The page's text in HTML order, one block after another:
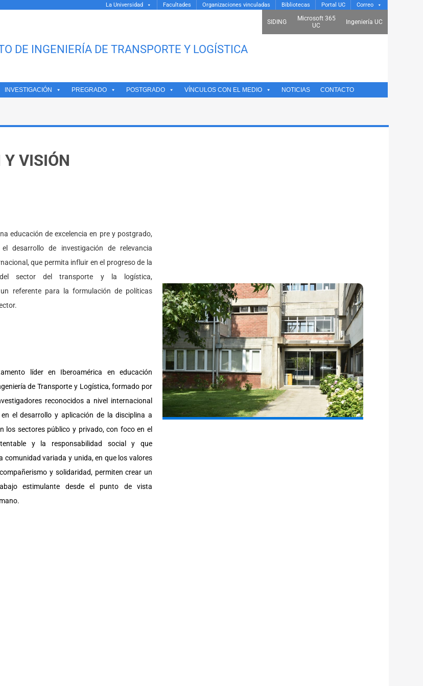
La Universidad Facultades Organizaciones vinculadas Bibliotecas Portal UC Correo
SIDING
Microsoft 365
UC
Ingeniería UC
DE INGENIERÍA DE TRANSPORTE Y LOGÍSTICA
INVESTIGACIÓN PREGRADO POSTGRADO VÍNCULOS CON EL MEDIO NOTICIAS CONTACTO
VISIÓN
educación de excelencia en pre y postgrado,
desarrollo de investigación de relevancia
que permita influir en el progreso de la
sector del transporte y la logística,
referente para la formulación de políticas
líder en Iberoamérica en educación
de Transporte y Logística, formado por
reconocidos a nivel internacional
el desarrollo y aplicación de la disciplina a
los sectores público y privado, con foco en el
y la responsabilidad social y que
comunidad variada y unida, en que los valores
y solidaridad, permiten crear un
estimulante desde el punto de vista